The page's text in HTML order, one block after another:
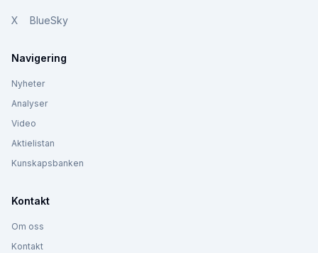
X BlueSky
Navigering
Nyheter
Analyser
Video
Aktielistan
Kunskapsbanken
Kontakt
Om oss
Kontakt